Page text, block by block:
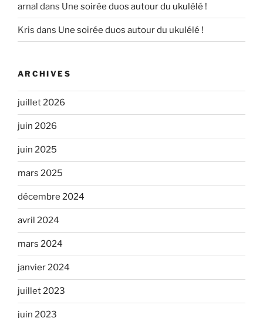
arnal dans Une soirée duos autour du ukulélé !
Kris dans Une soirée duos autour du ukulélé !
ARCHIVES
juillet 2026
juin 2026
juin 2025
mars 2025
décembre 2024
avril 2024
mars 2024
janvier 2024
juillet 2023
juin 2023